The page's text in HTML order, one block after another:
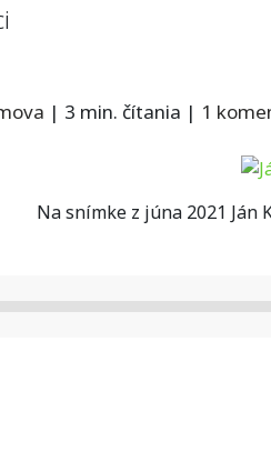
| 3 min. čítania | 1
Na snímke z júna 2021 Ján